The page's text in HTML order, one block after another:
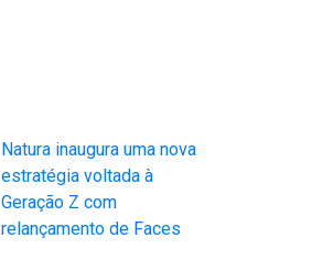
Natura inaugura uma nova
estratégia voltada à
Geração Z com
relançamento de Faces